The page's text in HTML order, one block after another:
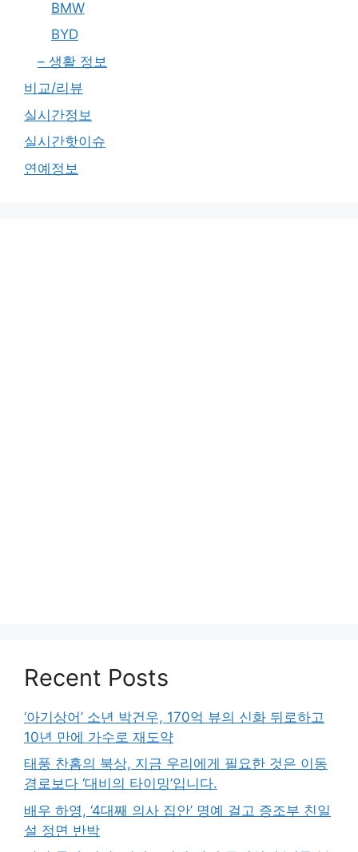
BMW
BYD
– 생활 정보
비교/리뷰
실시간정보
실시간핫이슈
연예정보
Recent Posts
‘아기상어’ 소년 박건우, 170억 뷰의 신화 뒤로하고
10년 만에 가수로 재도약
태풍 찬홈의 북상, 지금 우리에게 필요한 것은 이동
경로보다 ‘대비의 타이밍’입니다.
배우 하영, ‘4대째 의사 집안’ 명예 걸고 증조부 친일
설 정면 반박